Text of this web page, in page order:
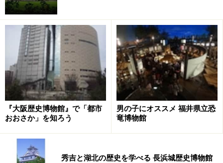
○URL:http://www.tanakahonke.org/
※記事内容は執筆時点のものです。最新の内容をご確認くださ
い。
『大阪歴史博物館』で「都市
おおさか」を知ろう
男の子にオススメ 福井県立恐
竜博物館
秀吉と湖北の歴史を学べる 長浜城歴史博物館